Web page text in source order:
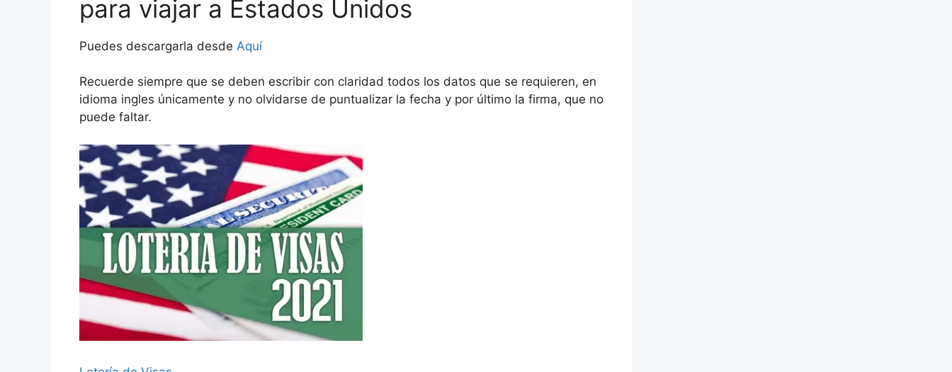
para viajar a Estados Unidos
Puedes descargarla desde Aquí
Recuerde siempre que se deben escribir con claridad todos los datos que se requieren, en
idioma ingles únicamente y no olvidarse de puntualizar la fecha y por último la firma, que no
puede faltar.